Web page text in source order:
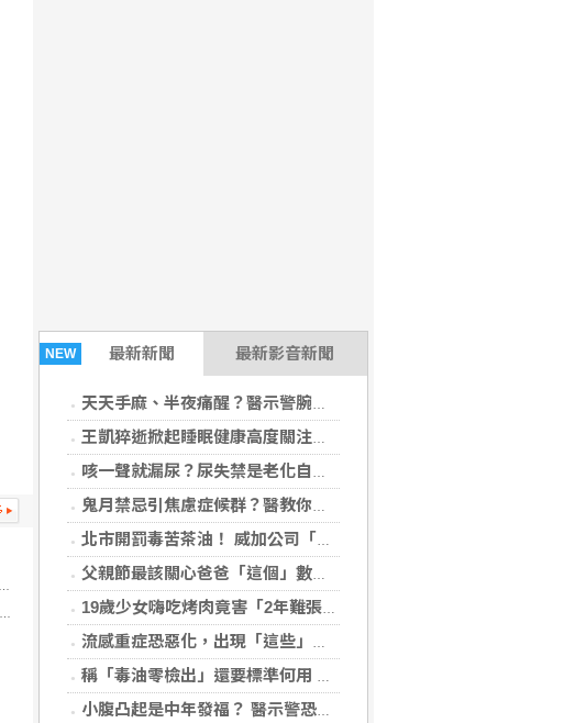
NEW 最新新聞 最新影音新聞
天天手麻、半夜痛醒？醫示警腕隧道症候群 女性發生率最高增10倍
王凱猝逝掀起睡眠健康高度關注！醫籲：最危險的不是熬夜，而是「這個」錯覺
咳一聲就漏尿？尿失禁是老化自然現象？醫揭：不同尿失禁的治療方式
鬼月禁忌引焦慮症候群？醫教你破除強迫症狀與焦慮迷思
北市開罰毒苦茶油！ 威加公司「提供資料不實」重罰300萬
父親節最該關心爸爸「這個」數字！中西醫聯手揪出三高危機
19歲少女嗨吃烤肉竟害「2年難張口」 關節盤移位！嚼珍珠也常見禍首
流感重症恐惡化，出現「這些」症狀別再等！醫籲：別因非流感季就掉以輕心
稱「毒油零檢出」還要標準何用 石崇良：全面下架我負政治決定！
小腹凸起是中年發福？ 醫示警恐是「婦癌之王」找上門
(威傳媒2026-08-06 21:30:43)